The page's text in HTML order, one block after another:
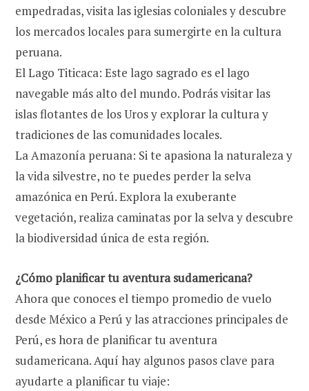
empedradas, visita las iglesias coloniales y descubre
los mercados locales para sumergirte en la cultura
peruana.
El Lago Titicaca: Este lago sagrado es el lago
navegable más alto del mundo. Podrás visitar las
islas flotantes de los Uros y explorar la cultura y
tradiciones de las comunidades locales.
La Amazonía peruana: Si te apasiona la naturaleza y
la vida silvestre, no te puedes perder la selva
amazónica en Perú. Explora la exuberante
vegetación, realiza caminatas por la selva y descubre
la biodiversidad única de esta región.
¿Cómo planificar tu aventura sudamericana?
Ahora que conoces el tiempo promedio de vuelo
desde México a Perú y las atracciones principales de
Perú, es hora de planificar tu aventura
sudamericana. Aquí hay algunos pasos clave para
ayudarte a planificar tu viaje: